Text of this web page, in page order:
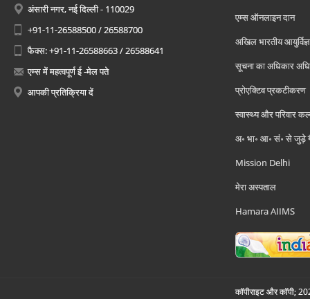
अंसारी नगर, नई दिल्ली - 110029
+91-11-26588500 / 26588700
फैक्स: +91-11-26588663 / 26588641
एम्स में महत्वपूर्ण ई -मेल पते
आपकी प्रतिक्रिया दें
एम्स ऑनलाइन दान
अखिल भारतीय
सूचना का अधिकार
प्रोएक्टिव प्रकटीकरण
स्वास्थ्य और परिवार
अ॰ भा॰ आ॰ सं॰ से जुड़े
Mission Delhi
मेरा अस्पताल
Hamara AIIMS
कॉपीराइट और कॉपी;